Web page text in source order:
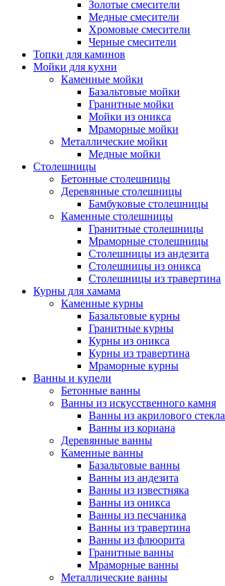
Золотые смесители
Медные смесители
Хромовые смесители
Черные смесители
Топки для каминов
Мойки для кухни
Каменные мойки
Базальтовые мойки
Гранитные мойки
Мойки из оникса
Мраморные мойки
Металлические мойки
Медные мойки
Столешницы
Бетонные столешницы
Деревянные столешницы
Бамбуковые столешницы
Каменные столешницы
Гранитные столешницы
Мраморные столешницы
Столешницы из андезита
Столешницы из оникса
Столешницы из травертина
Курны для хамама
Каменные курны
Базальтовые курны
Гранитные курны
Курны из оникса
Курны из травертина
Мраморные курны
Ванны и купели
Бетонные ванны
Ванны из искусственного камня
Ванны из акрилового стекла
Ванны из кориана
Деревянные ванны
Каменные ванны
Базальтовые ванны
Ванны из андезита
Ванны из известняка
Ванны из оникса
Ванны из песчаника
Ванны из травертина
Ванны из флюорита
Гранитные ванны
Мраморные ванны
Металлические ванны